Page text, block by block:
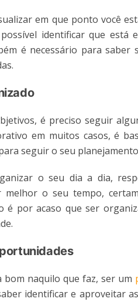
em que ponto você
identificar que está
é necessário para
é preciso seguir
em muitos casos, é
seguir o seu
o seu dia a dia,
melhor o seu tempo,
é por acaso que ser
bom naquilo que faz, ser um
identificar e aproveitar